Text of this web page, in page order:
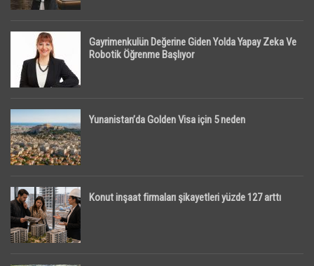
Gayrimenkulün Değerine Giden Yolda Yapay Zeka Ve
Robotik Öğrenme Başlıyor
Yunanistan’da Golden Visa için 5 neden
Konut inşaat firmaları şikayetleri yüzde 127 arttı